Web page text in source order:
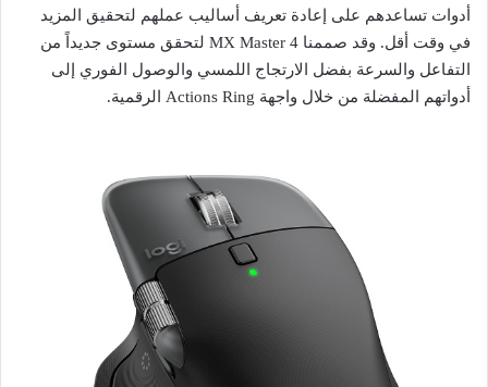
أدوات تساعدهم على إعادة تعريف أساليب عملهم لتحقيق المزيد
في وقت أقل. وقد صممنا MX Master 4 لتحقق مستوى جديداً من
التفاعل والسرعة بفضل الارتجاج اللمسي والوصول الفوري إلى
أدواتهم المفضلة من خلال واجهة Actions Ring الرقمية.